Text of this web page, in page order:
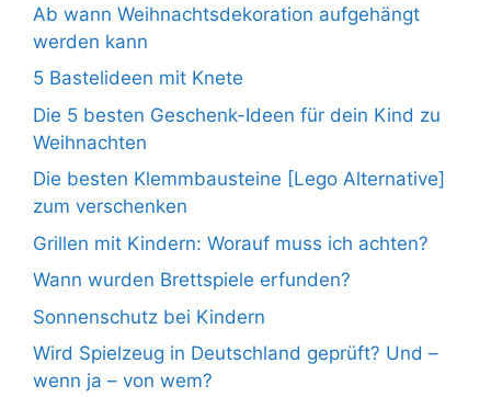
Ab wann Weihnachtsdekoration aufgehängt
werden kann
5 Bastelideen mit Knete
Die 5 besten Geschenk-Ideen für dein Kind zu
Weihnachten
Die besten Klemmbausteine [Lego Alternative]
zum verschenken
Grillen mit Kindern: Worauf muss ich achten?
Wann wurden Brettspiele erfunden?
Sonnenschutz bei Kindern
Wird Spielzeug in Deutschland geprüft? Und –
wenn ja – von wem?